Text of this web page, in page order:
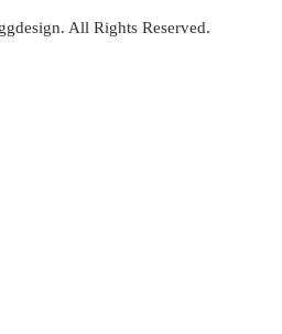
All Rights Reserved.